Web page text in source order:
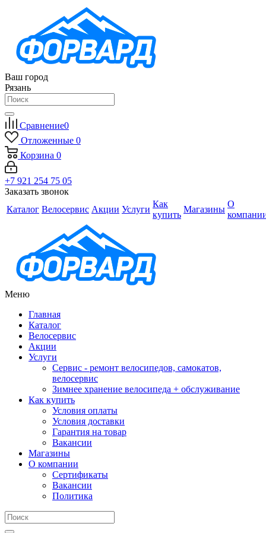
Ваш город
Рязань
Сравнение0
Отложенные 0
Корзина 0
+7 921 254 75 05
Заказать звонок
Каталог Велосервис Акции Услуги
Как
купить
Магазины
О
Меню
Главная
Каталог
Велосервис
Акции
Услуги
Сервис - ремонт велосипедов, самокатов,
велосервис
Зимнее хранение велосипеда + обслуживание
Как купить
Условия оплаты
Условия доставки
Гарантия на товар
Вакансии
Магазины
О компании
Сертификаты
Вакансии
Политика